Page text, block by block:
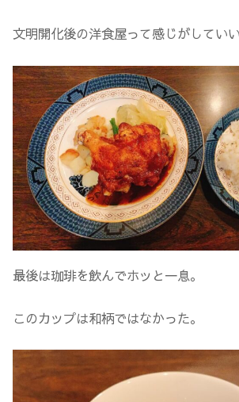
文明開化後の洋食屋って感じがしてい
最後は珈琲を飲んでホッと一息。
このカップは和柄ではなかった。